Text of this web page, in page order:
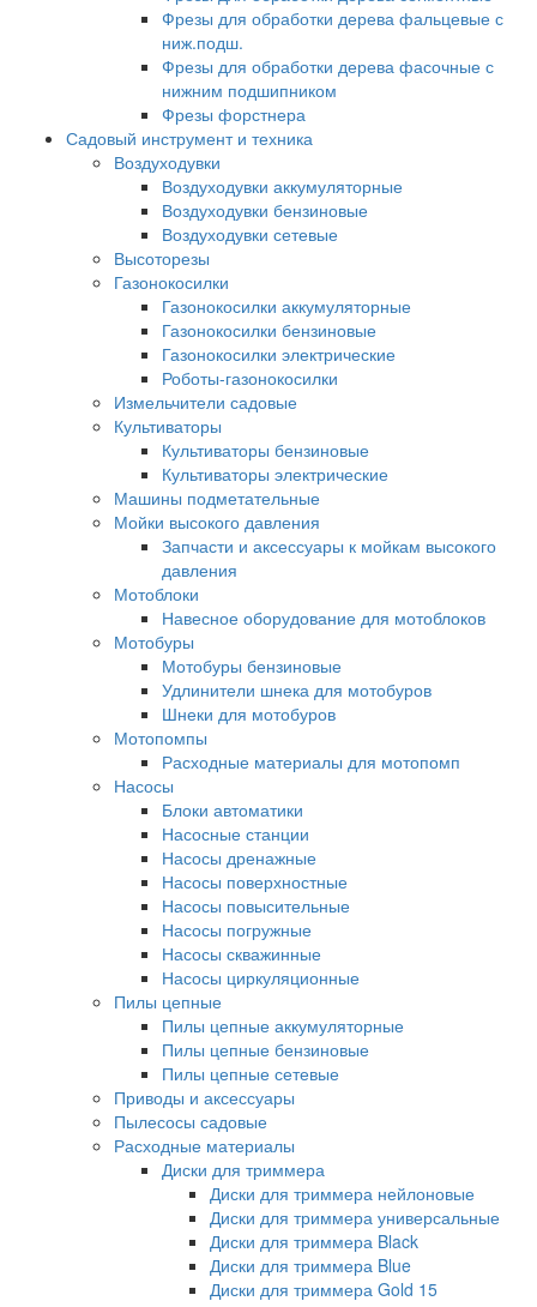
Фрезы для обработки дерева фальцевые с
ниж.подш.
Фрезы для обработки дерева фасочные с
нижним подшипником
Фрезы форстнера
Садовый инструмент и техника
Воздуходувки
Воздуходувки аккумуляторные
Воздуходувки бензиновые
Воздуходувки сетевые
Высоторезы
Газонокосилки
Газонокосилки аккумуляторные
Газонокосилки бензиновые
Газонокосилки электрические
Роботы-газонокосилки
Измельчители садовые
Культиваторы
Культиваторы бензиновые
Культиваторы электрические
Машины подметательные
Мойки высокого давления
Запчасти и аксессуары к мойкам высокого
давления
Мотоблоки
Навесное оборудование для мотоблоков
Мотобуры
Мотобуры бензиновые
Удлинители шнека для мотобуров
Шнеки для мотобуров
Мотопомпы
Расходные материалы для мотопомп
Насосы
Блоки автоматики
Насосные станции
Насосы дренажные
Насосы поверхностные
Насосы повысительные
Насосы погружные
Насосы скважинные
Насосы циркуляционные
Пилы цепные
Пилы цепные аккумуляторные
Пилы цепные бензиновые
Пилы цепные сетевые
Приводы и аксессуары
Пылесосы садовые
Расходные материалы
Диски для триммера
Диски для триммера нейлоновые
Диски для триммера универсальные
Диски для триммера Black
Диски для триммера Blue
Диски для триммера Gold 15